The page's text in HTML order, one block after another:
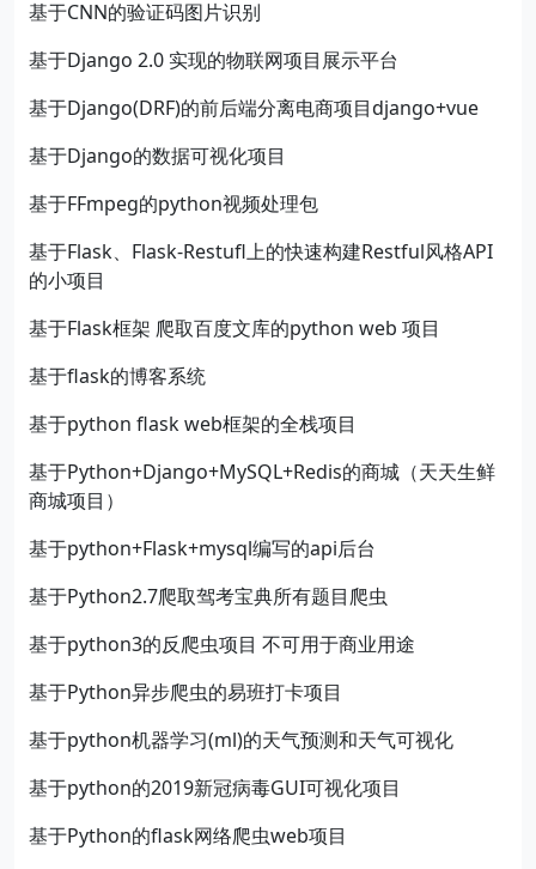
基于CNN的验证码图片识别
基于Django 2.0 实现的物联网项目展示平台
基于Django(DRF)的前后端分离电商项目django+vue
基于Django的数据可视化项目
基于FFmpeg的python视频处理包
基于Flask、Flask-Restufl上的快速构建Restful风格API
的小项目
基于Flask框架 爬取百度文库的python web 项目
基于flask的博客系统
基于python flask web框架的全栈项目
基于Python+Django+MySQL+Redis的商城（天天生鲜
商城项目）
基于python+Flask+mysql编写的api后台
基于Python2.7爬取驾考宝典所有题目爬虫
基于python3的反爬虫项目 不可用于商业用途
基于Python异步爬虫的易班打卡项目
基于python机器学习(ml)的天气预测和天气可视化
基于python的2019新冠病毒GUI可视化项目
基于Python的flask网络爬虫web项目